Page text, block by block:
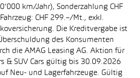
km/Jahr), Sonderzahlung CHF
CHF 299.–/Mt., exkl.
Die Kreditvergabe ist
des Konsumenten
die AMAG Leasing AG. Aktion für
& SUV Cars gültig bis 30.09.2026
Neu- und Lagerfahrzeuge. Gültig